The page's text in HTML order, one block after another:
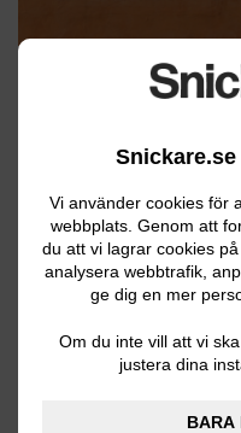
Vi använder cookies för
webbplats. Genom att
du att vi lagrar cookies
analysera webbtrafik,
ge dig en mer
Om du inte vill att vi
justera dina
BARA